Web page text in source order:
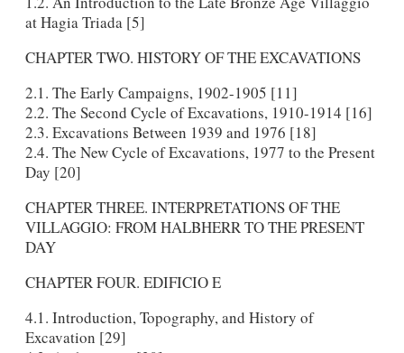
at Hagia Triada [5]
CHAPTER TWO. HISTORY OF THE EXCAVATIONS
2.1. The Early Campaigns, 1902-1905 [11]
2.2. The Second Cycle of Excavations, 1910-1914 [16]
2.3. Excavations Between 1939 and 1976 [18]
2.4. The New Cycle of Excavations, 1977 to the Present
Day [20]
CHAPTER THREE. INTERPRETATIONS OF THE
VILLAGGIO: FROM HALBHERR TO THE PRESENT
DAY
CHAPTER FOUR. EDIFICIO E
4.1. Introduction, Topography, and History of
Excavation [29]